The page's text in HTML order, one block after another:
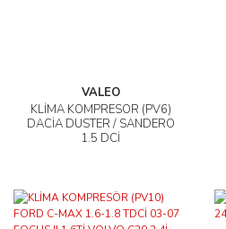
VALEO
KLİMA KOMPRESÖR (PV6)
DACİA DUSTER / SANDERO
1.5 DCİ